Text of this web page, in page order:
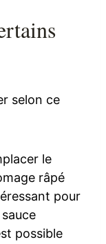
selon ce
le
râpé
pour
possible